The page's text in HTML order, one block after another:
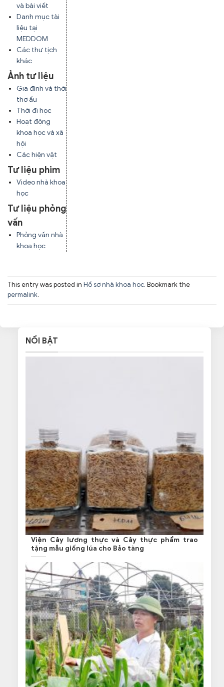
và bài viết
Danh mục tài
liệu tại
MEDDOM
Các thư tịch
khác
Ảnh tư liệu
Gia đình và thời
thơ ấu
Thời đi học
Hoạt động
khoa học và xã
hội
Các hiện vật
Tư liệu phim
Video nhà khoa
học
Tư liệu phỏng
vấn
Phỏng vấn nhà
khoa học
This entry was posted in Hồ sơ nhà khoa học. Bookmark the
permalink.
NỔI BẬT
Viện Cây lương thực và Cây thực phẩm trao
tặng mẫu giống lúa cho Bảo tàng